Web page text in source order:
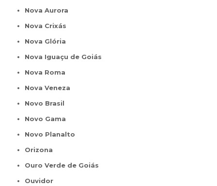
Nova Aurora
Nova Crixás
Nova Glória
Nova Iguaçu de Goiás
Nova Roma
Nova Veneza
Novo Brasil
Novo Gama
Novo Planalto
Orizona
Ouro Verde de Goiás
Ouvidor